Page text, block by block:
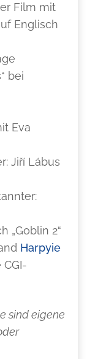
Film mit
Englisch
bei
Eva
Jiří Lábus
„Goblin 2“
Harpyie
CGI-
sind eigene